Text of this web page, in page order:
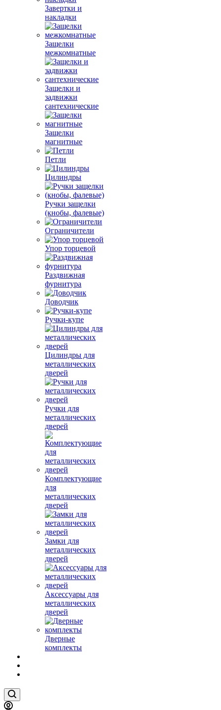
Завертки и
накладки
Защелки
межкомнатные
Защелки и
задвижки
сантехнические
Защелки
магнитные
Петли
Цилиндры
Ручки защелки
(кнобы, фалевые)
Ограничители
Упор торцевой
Раздвижная
фурнитура
Доводчик
Ручки-купе
Цилиндры для
металлических
дверей
Ручки для
металлических
дверей
Комплектующие
для
металлических
дверей
Замки для
металлических
дверей
Аксессуары для
металлических
дверей
Дверные
комплекты